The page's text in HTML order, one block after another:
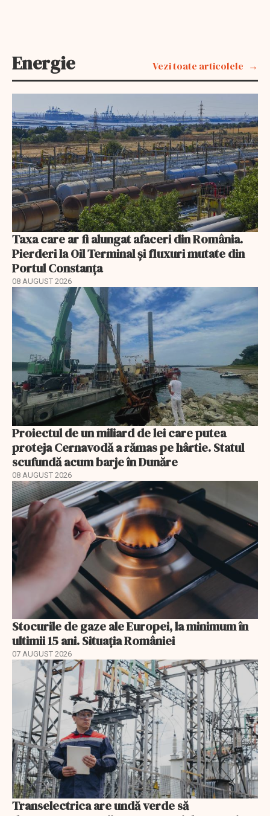
Energie Vezi toate articolele
Taxa care ar fi alungat afaceri din România.
Pierderi la Oil Terminal și fluxuri mutate din
Portul Constanța
08 AUGUST 2026
Proiectul de un miliard de lei care putea
proteja Cernavodă a rămas pe hârtie. Statul
scufundă acum barje în Dunăre
08 AUGUST 2026
Stocurile de gaze ale Europei, la minimum în
ultimii 15 ani. Situația României
07 AUGUST 2026
Transelectrica are undă verde să